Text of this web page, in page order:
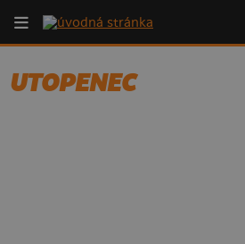
UTOPENEC